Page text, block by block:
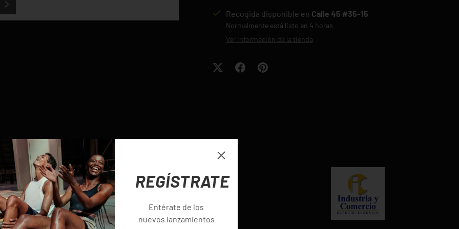
SIGUIENTE
Recogida disponible en Calle 45 #35-15
Normalmente está listo en 4 horas
Ver información de la tienda
REGÍSTRATE
Entérate de los
nuevos lanzamientos